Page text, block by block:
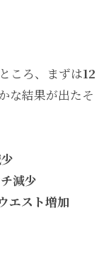
ころ、まずは12
な結果が出たそ
減少
エスト増加